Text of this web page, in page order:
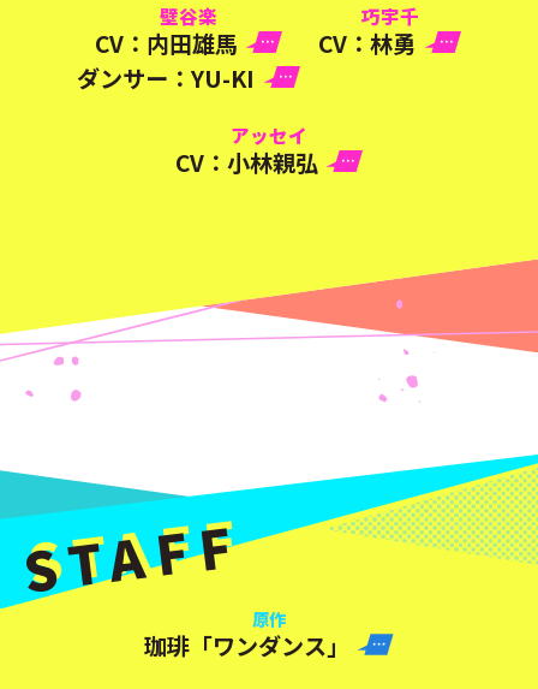
壁谷楽
CV： 内田雄馬
ダンサー：YU-KI
巧宇千
CV：林勇
アッセイ
CV： 小林親弘
STAFF
原作
珈琲「ワンダンス」